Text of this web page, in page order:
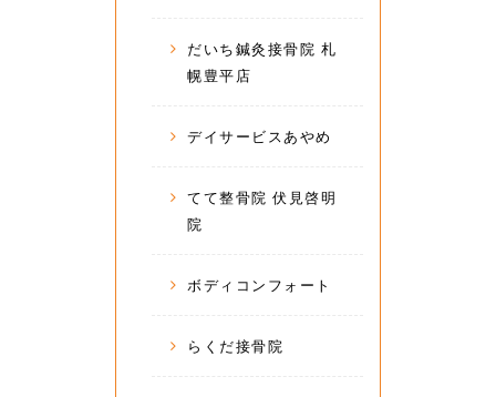
だいち鍼灸接骨院 札
幌豊平店
デイサービスあやめ
てて整骨院 伏見啓明
院
ボディコンフォート
らくだ接骨院